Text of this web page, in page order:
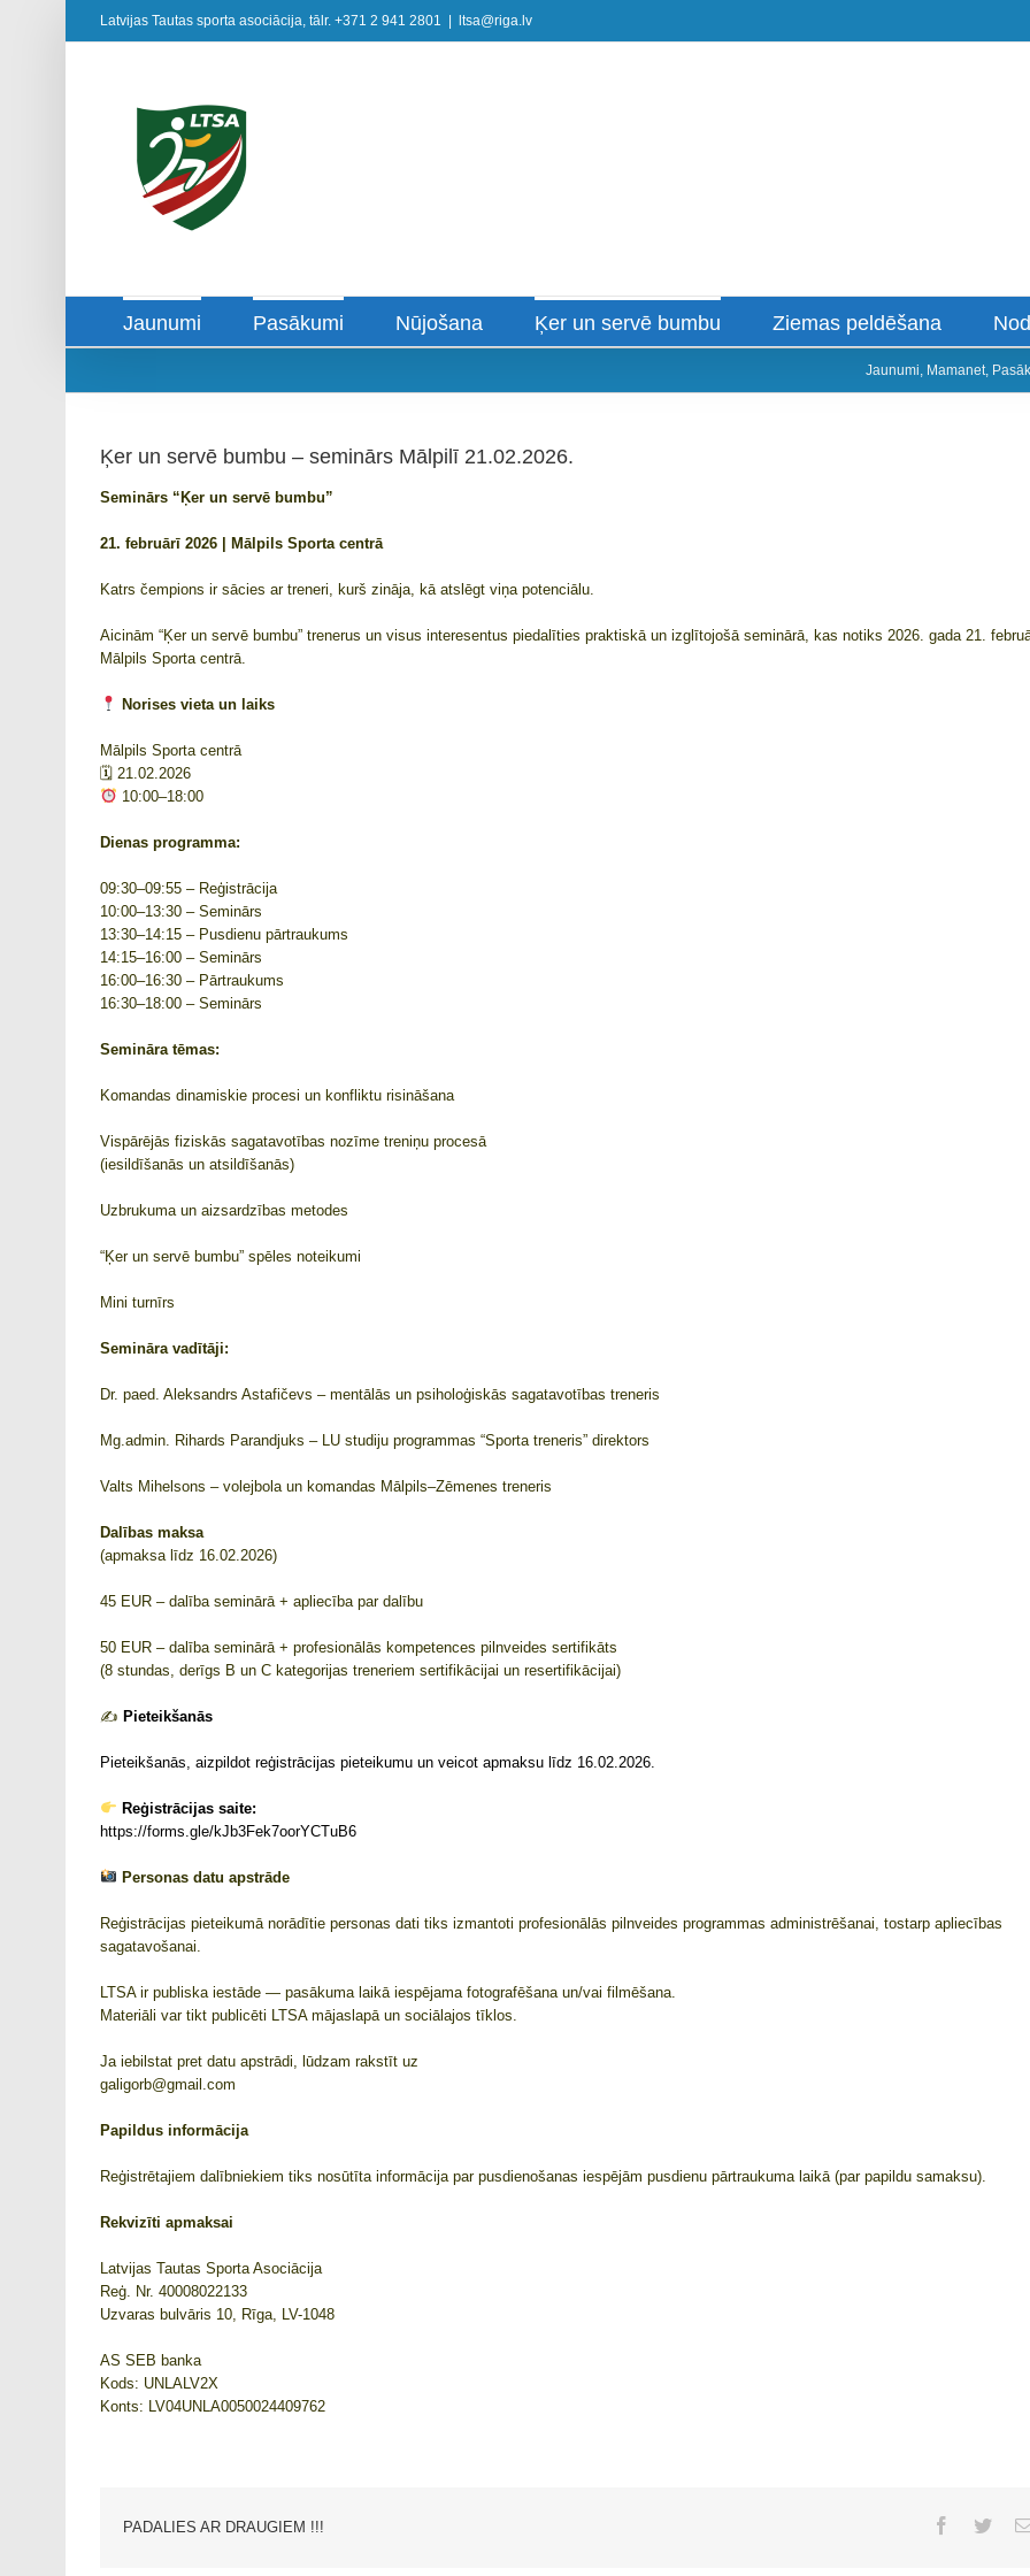
Latvijas Tautas sporta asociācija, tālr. +371 2 941 2801 ltsa@riga.lv
Jaunumi Pasākumi Nūjošana Ķer un servē bumbu Ziemas peldēšana
Jaunumi, Mamanet,
Ķer un servē bumbu – seminārs Mālpilī 21.02.2026.
Seminārs “Ķer un servē bumbu”
21. februārī 2026 | Mālpils Sporta centrā
Katrs čempions ir sācies ar treneri, kurš zināja, kā atslēgt viņa potenciālu.
Aicinām “Ķer un servē bumbu” trenerus un visus interesentus piedalīties praktiskā un izglītojošā seminārā, kas notiks 2026. gada 21.
Mālpils Sporta centrā.
Norises vieta un laiks
Mālpils Sporta centrā
🗓 21.02.2026
10:00–18:00
Dienas programma:
09:30–09:55 – Reģistrācija
10:00–13:30 – Seminārs
13:30–14:15 – Pusdienu pārtraukums
14:15–16:00 – Seminārs
16:00–16:30 – Pārtraukums
16:30–18:00 – Seminārs
Semināra tēmas:
Komandas dinamiskie procesi un konfliktu risināšana
Vispārējās fiziskās sagatavotības nozīme treniņu procesā
(iesildīšanās un atsildīšanās)
Uzbrukuma un aizsardzības metodes
“Ķer un servē bumbu” spēles noteikumi
Mini turnīrs
Semināra vadītāji:
Dr. paed. Aleksandrs Astafičevs – mentālās un psiholoģiskās sagatavotības treneris
Mg.admin. Rihards Parandjuks – LU studiju programmas “Sporta treneris” direktors
Valts Mihelsons – volejbola un komandas Mālpils–Zēmenes treneris
Dalības maksa
(apmaksa līdz 16.02.2026)
45 EUR – dalība seminārā + apliecība par dalību
50 EUR – dalība seminārā + profesionālās kompetences pilnveides sertifikāts
(8 stundas, derīgs B un C kategorijas treneriem sertifikācijai un resertifikācijai)
✍️ Pieteikšanās
Pieteikšanās, aizpildot reģistrācijas pieteikumu un veicot apmaksu līdz 16.02.2026.
Reģistrācijas saite:
https://forms.gle/kJb3Fek7oorYCTuB6
Personas datu apstrāde
Reģistrācijas pieteikumā norādītie personas dati tiks izmantoti profesionālās pilnveides programmas administrēšanai, tostarp apliecības
sagatavošanai.
LTSA ir publiska iestāde — pasākuma laikā iespējama fotografēšana un/vai filmēšana.
Materiāli var tikt publicēti LTSA mājaslapā un sociālajos tīklos.
Ja iebilstat pret datu apstrādi, lūdzam rakstīt uz
galigorb@gmail.com
Papildus informācija
Reģistrētajiem dalībniekiem tiks nosūtīta informācija par pusdienošanas iespējām pusdienu pārtraukuma laikā (par papildu samaksu).
Rekvizīti apmaksai
Latvijas Tautas Sporta Asociācija
Reģ. Nr. 40008022133
Uzvaras bulvāris 10, Rīga, LV-1048
AS SEB banka
Kods: UNLALV2X
Konts: LV04UNLA0050024409762
PADALIES AR DRAUGIEM !!! Facebook